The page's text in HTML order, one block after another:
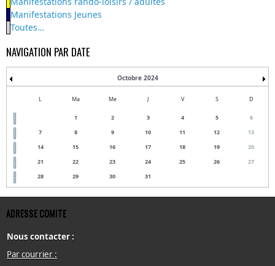
Manifestations Jeunes
Toutes…
NAVIGATION PAR DATE
Octobre 2024
L Ma Me J V S D
1 2 3 4 5
6
7
8 9 10 11 12
13
14
15 16 17 18 19
20
21
22 23 24 25 26
27
28
29 30 31
ADRESSE COMITE
Nous contacter :
Par courrier :